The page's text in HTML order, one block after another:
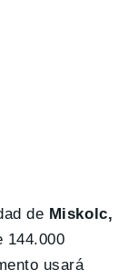
de Miskolc,
144.000
usará